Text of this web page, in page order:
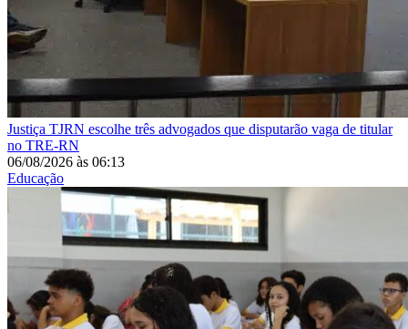
Justiça TJRN escolhe três advogados que disputarão vaga de titular
no TRE-RN
06/08/2026 às 06:13
Educação